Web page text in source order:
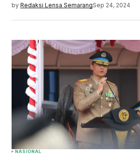
by Redaksi Lensa SemarangSep 24, 2024
NASIONAL